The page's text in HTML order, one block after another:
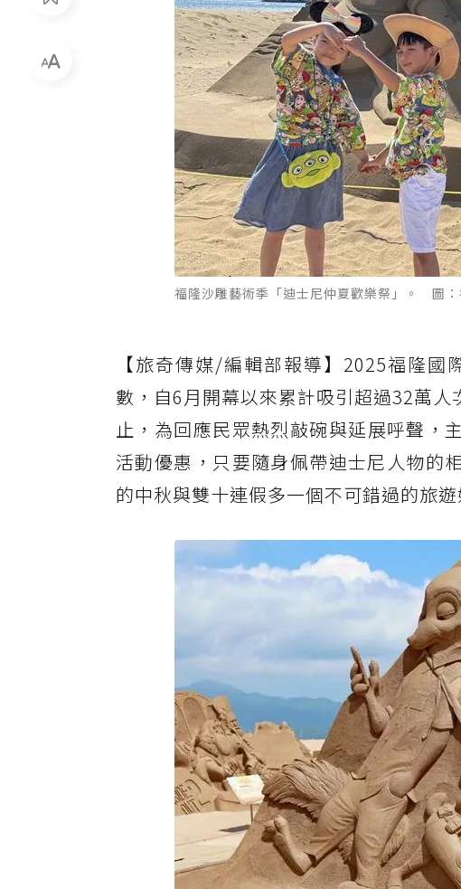
福隆沙雕藝術季「迪士尼仲夏歡樂祭」。 圖：
【旅奇傳媒/編輯部報導】2025福隆
數，自6月開幕以來累計吸引超過32萬
止，為回應民眾熱烈敲碗與延展呼聲，
活動優惠，只要隨身佩帶迪士尼人物的
的中秋與雙十連假多一個不可錯過的旅遊